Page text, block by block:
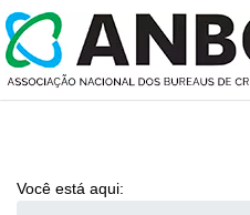
Você está aqui: